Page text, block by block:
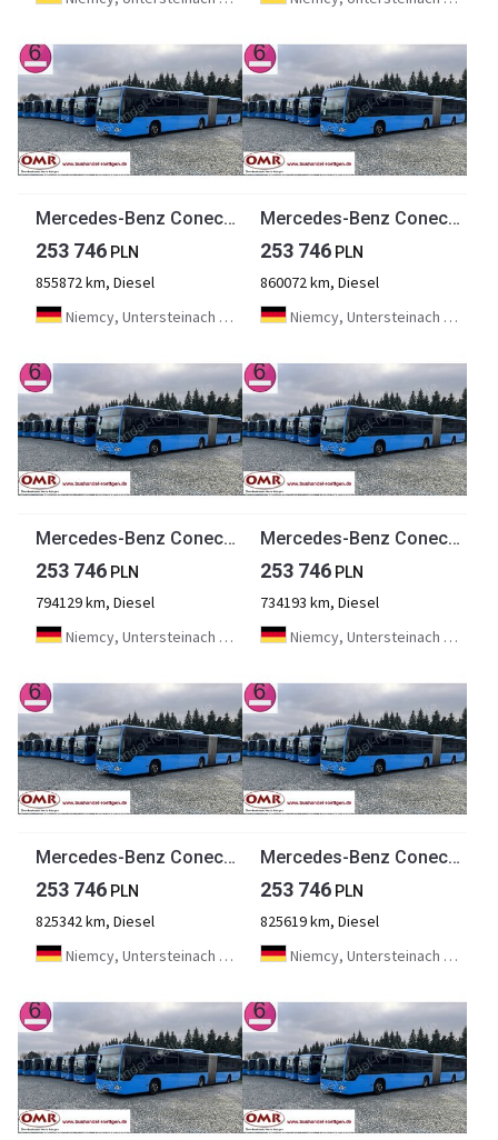
Mercedes-Benz Conecto G
253 746 PLN
855872 km, Diesel
Niemcy, Untersteinach bei Kulmbach
Mercedes-Benz Conecto G
253 746 PLN
860072 km, Diesel
Niemcy, Untersteinach bei Kulmbach
Mercedes-Benz Conecto G
253 746 PLN
794129 km, Diesel
Niemcy, Untersteinach bei Kulmbach
Mercedes-Benz Conecto G
253 746 PLN
734193 km, Diesel
Niemcy, Untersteinach bei Kulmbach
Mercedes-Benz Conecto G
253 746 PLN
825342 km, Diesel
Niemcy, Untersteinach bei Kulmbach
Mercedes-Benz Conecto G
253 746 PLN
825619 km, Diesel
Niemcy, Untersteinach bei Kulmbach